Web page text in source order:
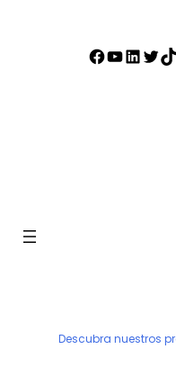
Facebook
Descubra nuestros